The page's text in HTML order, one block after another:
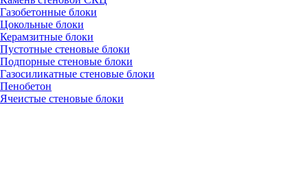
Газобетонные блоки
Цокольные блоки
Керамзитные блоки
Пустотные стеновые блоки
Подпорные стеновые блоки
Газосиликатные стеновые блоки
Пенобетон
Ячеистые стеновые блоки